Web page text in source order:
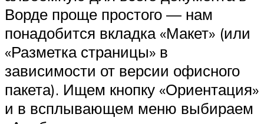
Ворде проще простого — нам
понадобится вкладка «Макет» (или
«Разметка страницы» в
зависимости от версии офисного
пакета). Ищем кнопку «Ориентация»
и в всплывающем меню выбираем